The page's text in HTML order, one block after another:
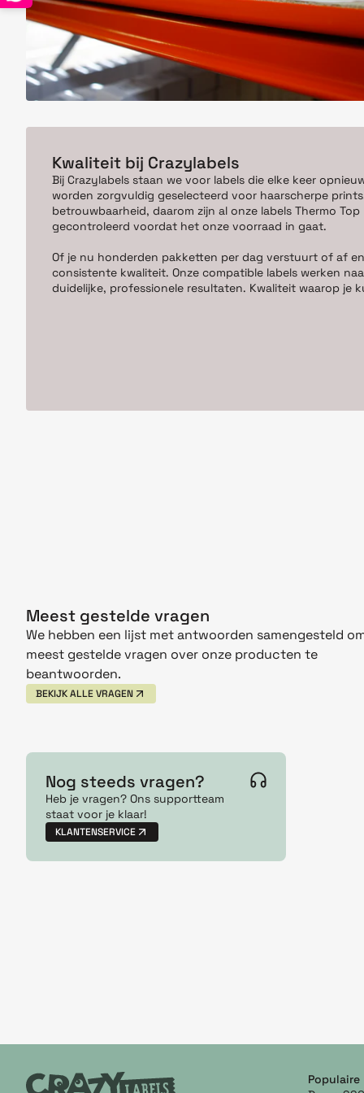
Kwaliteit bij Crazylabels
Bij Crazylabels staan we voor labels die elke keer
worden zorgvuldig geselecteerd voor haarscherpe
betrouwbaarheid, daarom zijn al onze labels Thermo
gecontroleerd voordat het onze voorraad in gaat.
Of je nu honderden pakketten per dag verstuurt of af
consistente kwaliteit. Onze compatible labels werken
duidelijke, professionele resultaten. Kwaliteit waarop je
Meest gestelde vragen
We hebben een lijst met antwoorden samengesteld
meest gestelde vragen over onze producten te
beantwoorden.
BEKIJK ALLE VRAGEN
Nog steeds vragen?
Heb je vragen? Ons supportteam
staat voor je klaar!
KLANTENSERVICE